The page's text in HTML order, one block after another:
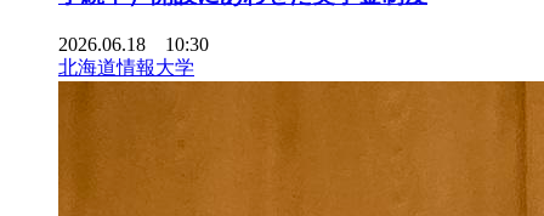
2026.06.18 10:30
北海道情報大学